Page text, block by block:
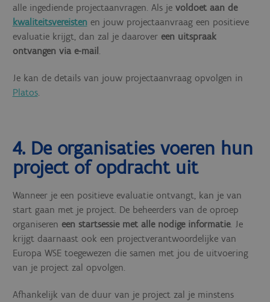
alle ingediende projectaanvragen. Als je voldoet aan de
kwaliteitsvereisten en jouw projectaanvraag een positieve
evaluatie krijgt, dan zal je daarover een uitspraak
ontvangen via e-mail .
Je kan de details van jouw projectaanvraag opvolgen in
Platos.
4. De organisaties voeren hun
project of opdracht uit
Wanneer je een positieve evaluatie ontvangt, kan je van
start gaan met je project. De beheerders van de oproep
organiseren een startsessie met alle nodige informatie. Je
krijgt daarnaast ook een projectverantwoordelijke van
Europa WSE toegewezen die samen met jou de uitvoering
van je project zal opvolgen.
Afhankelijk van de duur van je project zal je minstens